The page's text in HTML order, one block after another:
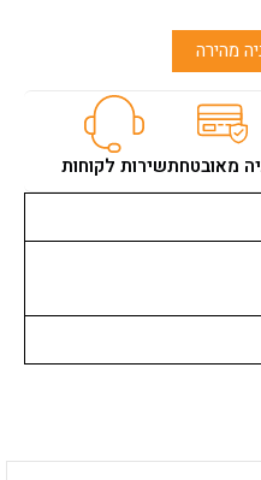
מהירה
מאובטחתשירות לקוחות